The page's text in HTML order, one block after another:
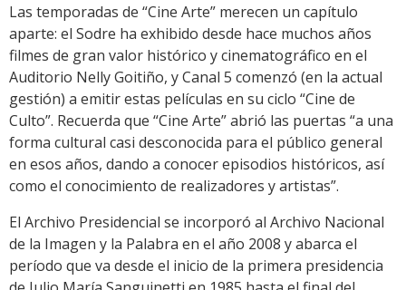
Las temporadas de “Cine Arte” merecen un capítulo
aparte: el Sodre ha exhibido desde hace muchos años
filmes de gran valor histórico y cinematográfico en el
Auditorio Nelly Goitiño, y Canal 5 comenzó (en la actual
gestión) a emitir estas películas en su ciclo “Cine de
Culto”. Recuerda que “Cine Arte” abrió las puertas “a una
forma cultural casi desconocida para el público general
en esos años, dando a conocer episodios históricos, así
como el conocimiento de realizadores y artistas”.
El Archivo Presidencial se incorporó al Archivo Nacional
de la Imagen y la Palabra en el año 2008 y abarca el
período que va desde el inicio de la primera presidencia